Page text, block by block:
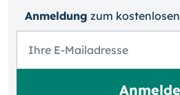
Anmeldung zum kosten­losen